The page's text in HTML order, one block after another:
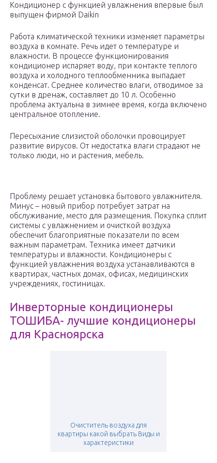
Кондиционер с функцией увлажнения впервые был
выпущен фирмой Daikin
Работа климатической техники изменяет параметры
воздуха в комнате. Речь идет о температуре и
влажности. В процессе функционирования
кондиционер испаряет воду, при контакте теплого
воздуха и холодного теплообменника выпадает
конденсат. Среднее количество влаги, отводимое за
сутки в дренаж, составляет до 10 л. Особенно
проблема актуальна в зимнее время, когда включено
центральное отопление.
Пересыхание слизистой оболочки провоцирует
развитие вирусов. От недостатка влаги страдают не
только люди, но и растения, мебель.
Проблему решает установка бытового увлажнителя.
Минус – новый прибор потребует затрат на
обслуживание, место для размещения. Покупка сплит
системы с увлажнением и очисткой воздуха
обеспечит благоприятные показатели по всем
важным параметрам. Техника имеет датчики
температуры и влажности. Кондиционеры с
функцией увлажнения воздуха устанавливаются в
квартирах, частных домах, офисах, медицинских
учреждениях, гостиницах.
Инверторные кондиционеры
ТОШИБА- лучшие кондиционеры
для Красноярска
Очиститель воздуха для
квартиры какой выбрать Виды и
характеристики